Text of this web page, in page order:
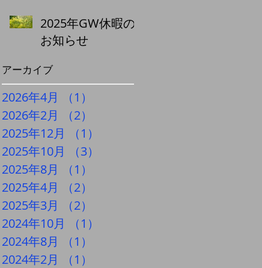
2025年GW休暇の
お知らせ
アーカイブ
2026年4月 （1）
2026年2月
（2）
2025年12月
（1）
2025年10月
（3）
2025年8月
（1）
2025年4月
（2）
2025年3月
（2）
2024年10月
（1）
2024年8月
（1）
2024年2月
（1）